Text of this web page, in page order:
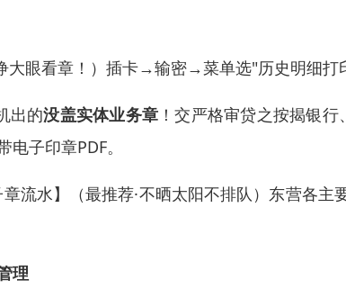
大眼看章！）插卡→输密→菜单选"历史明细
出的没盖实体业务章 ！交严格审贷之按揭银
子印章PDF。
章流水】（最推荐·不晒太阳不排队）东营各
理